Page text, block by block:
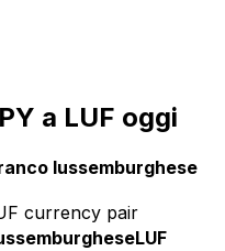
a LUF oggi
lussemburghese
currency pair
LUF